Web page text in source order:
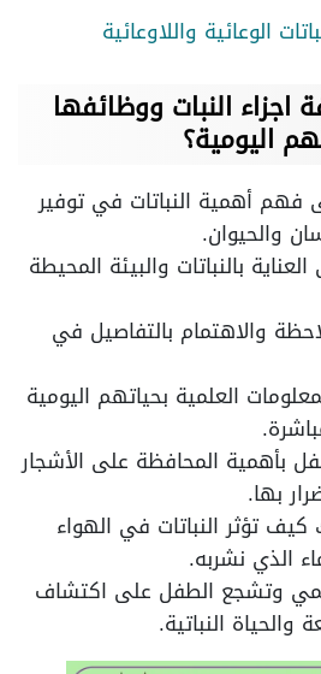
الوعائية واللاوعائية
النبات ووظائفها
اليومية؟
أهمية النباتات في توفير
والحيوان.
بالنباتات والبيئة المحيطة
والاهتمام بالتفاصيل في
العلمية بحياتهم اليومية
بأهمية المحافظة على الأشجار
بها.
تؤثر النباتات في الهواء
الذي نشربه.
وتشجع الطفل على اكتشاف
والحياة النباتية.